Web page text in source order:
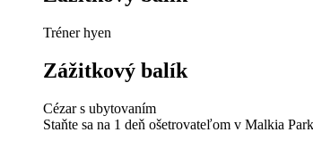
Tréner hyen
Zážitkový balík
Cézar s ubytovaním
Staňte sa na 1 deň ošetrovateľom v Malkia